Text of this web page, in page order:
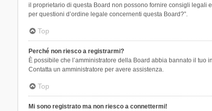
il proprietario di questa Board non possono fornire consigli legali
per questioni d’ordine legale concernenti questa Board?”.
Top
Perché non riesco a registrarmi?
È possibile che l’amministratore della Board abbia bannato il
Contatta un amministratore per avere assistenza.
Top
Mi sono registrato ma non riesco a connettermi!